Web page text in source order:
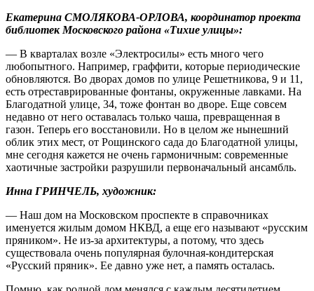
Екатерина СМОЛЯКОВА-ОРЛОВА, координатор проекта
библиотек Московского района «Тихие улицы»:
— В кварталах возле «Электросилы» есть много чего
любопытного. Например, граффити, которые периодические
обновляются. Во дворах домов по улице Решетникова, 9 и 11,
есть отреставрированные фонтаны, окруженные лавками. На
Благодатной улице, 34, тоже фонтан во дворе. Еще совсем
недавно от него оставалась только чаша, превращенная в
газон. Теперь его восстановили. Но в целом же нынешний
облик этих мест, от Рощинского сада до Благодатной улицы,
мне сегодня кажется не очень гармоничным: современные
хаотичные застройки разрушили первоначальный ансамбль.
Инна ГРИНЧЕЛЬ, художник:
— Наш дом на Московском проспекте в справочниках
именуется жилым домом НКВД, а еще его называют «русским
пряником». Не из‑за архитектуры, а потому, что здесь
существовала очень популярная булочная-кондитерская
«Русский пряник». Ее давно уже нет, а память осталась.